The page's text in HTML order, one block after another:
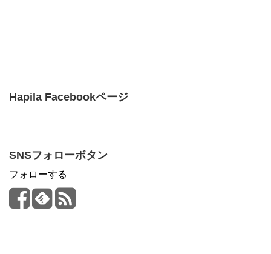
Hapila Facebookページ
SNSフォローボタン
フォローする